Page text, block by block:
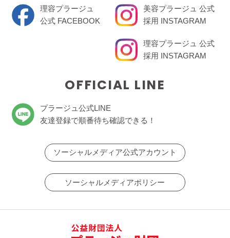
理容プラージュ
公式 FACEBOOK
美容プラージュ 公式
採用 INSTAGRAM
理容プラージュ 公式
採用 INSTAGRAM
OFFICIAL LINE
プラージュ公式LINE
友達登録で順番待ち確認できる！
ソーシャルメディア公式アカウント
ソーシャルメディアポリシー